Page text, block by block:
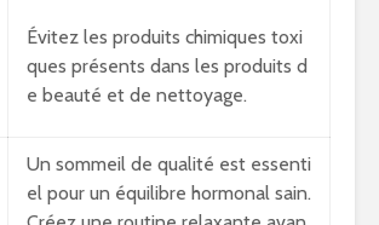
Évitez les produits chimiques toxi
ques présents dans les produits d
e beauté et de nettoyage.
Un sommeil de qualité est essenti
el pour un équilibre hormonal sain.